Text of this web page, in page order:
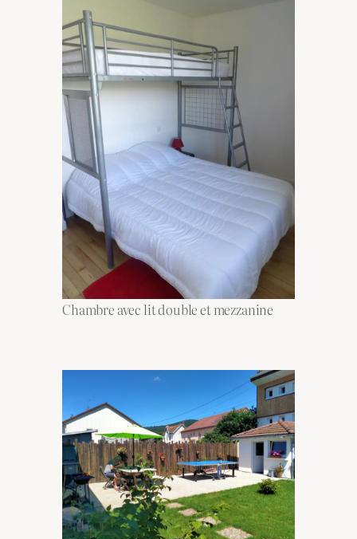
Chambre avec lit double et mezzanine